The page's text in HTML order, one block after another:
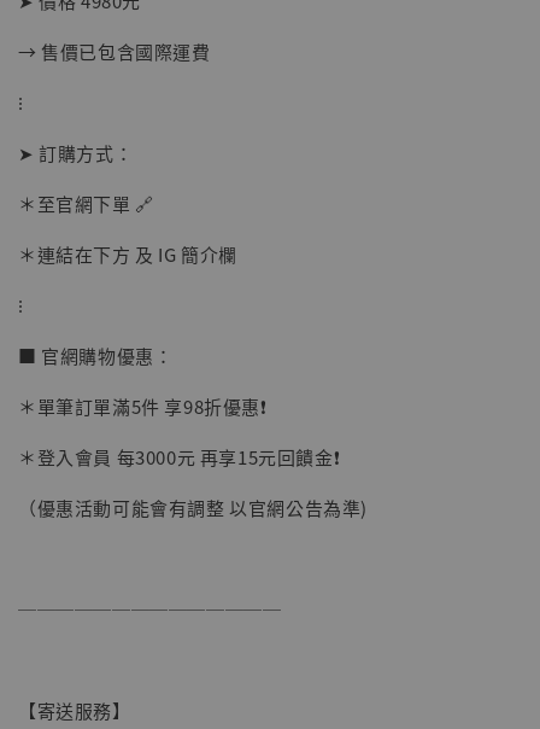
子彈飛 鵝城縣長 張麻子 [BK01]
NT$ 4,980
NT$ 5,300
→ 售價已包含國際運費
⁝
➤ 訂購方式：
＊至官網下單 🔗
＊連結在下方 及 IG 簡介欄
⁝
■ 官網購物優惠：
＊單筆訂單滿5件 享98折優惠❗️
＊登入會員 每3000元 再享15元回饋金❗️
（優惠活動可能會有調整 以官網公告為準)
──────────────
【寄送服務】